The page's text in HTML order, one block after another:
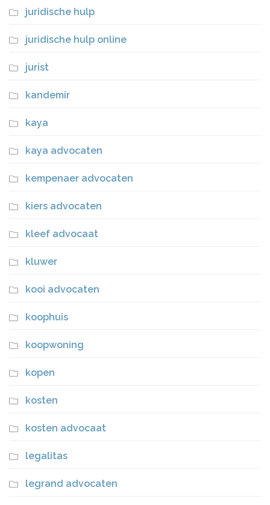
juridische hulp
juridische hulp online
jurist
kandemir
kaya
kaya advocaten
kempenaer advocaten
kiers advocaten
kleef advocaat
kluwer
kooi advocaten
koophuis
koopwoning
kopen
kosten
kosten advocaat
legalitas
legrand advocaten